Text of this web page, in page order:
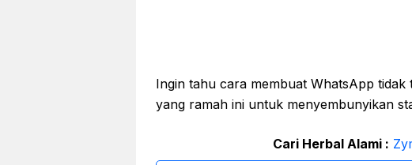
Ingin tahu cara membuat WhatsApp
yang ramah ini untuk menyembunyikan
Cari Herbal Alami :